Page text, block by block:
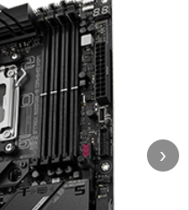
›